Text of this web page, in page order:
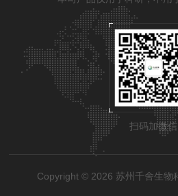
扫码加微信
Copyright © 2026 苏州千舍生物